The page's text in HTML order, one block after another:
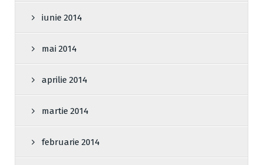
iunie 2014
mai 2014
aprilie 2014
martie 2014
februarie 2014